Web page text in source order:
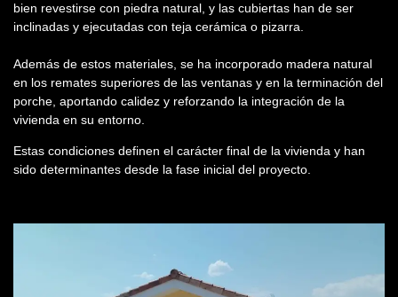
bien revestirse con piedra natural , y las cubiertas han de ser
inclinadas y ejecutadas con teja cerámica o pizarra
Además de estos materiales, se ha incorporado madera natural
en los remates superiores de las ventanas y en la terminación del
porche, aportando calidez y reforzando la integración de la
vivienda en su entorno.
Estas condiciones definen el carácter final de la vivienda y han
sido determinantes desde la fase inicial del proyecto.